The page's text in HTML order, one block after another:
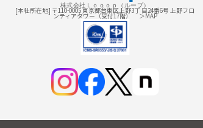
株式会社Ｌｏｏｏｐ（ループ）
[本社所在地] 〒110-0005 東京都台東区上野3丁 目24番6号 上野フロ
ンティアタワー（受付17階） ＞MAP